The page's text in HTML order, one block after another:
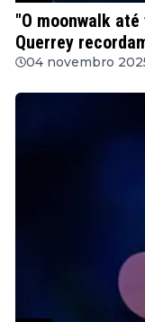
"O moonwalk
Querrey
04 novembro